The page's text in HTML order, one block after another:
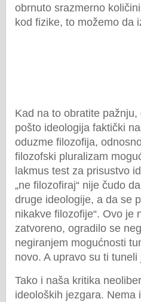
obrnuto srazmerno
kod fizike, to možemo da
Kad na to obratite
pošto ideologija faktički
oduzme filozofija,
filozofski pluralizam
lakmus test za prisustvo
„ne filozofiraj“ nije čudo
druge ideologije, a da se
nikakve filozofije“. Ovo je
zatvoreno, ogradilo se
negiranjem mogućnosti
novo. A upravo su ti
Tako i naša kritika
ideoloških jezgara. Nema